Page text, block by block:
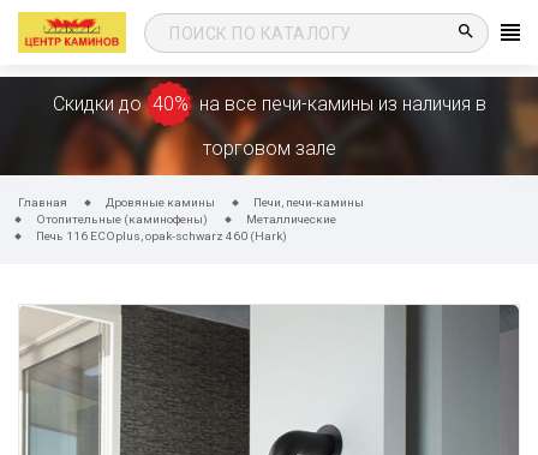
search
Скидки до 40% на все печи-камины из наличия в
торговом зале
Главная Дровяные камины
Печи, печи-камины
Отопительные (каминофены)
Металлические
Печь 116 ECOplus, opak-schwarz 460 (Hark)